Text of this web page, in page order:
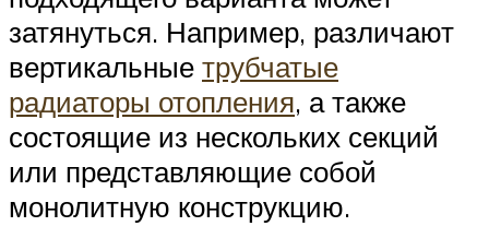
затянуться. Например, различают
вертикальные трубчатые
радиаторы отопления, а также
состоящие из нескольких секций
или представляющие собой
монолитную конструкцию.